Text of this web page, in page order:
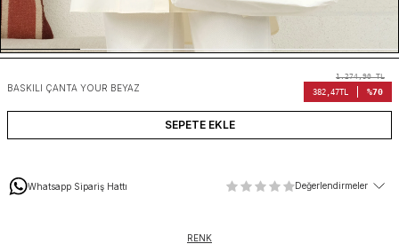
BASKILI ÇANTA YOUR BEYAZ
1.274,90TL
382,47TL %70
SEPETE EKLE
Whatsapp Sipariş Hattı Değerlendirmeler
RENK